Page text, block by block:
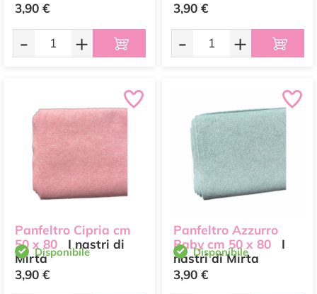
3,90 €
- +
3,90 €
- +
Panfeltro Cipria cm
50 x 80
I nastri di
MirtaDisponibile
3,90 €
Panfeltro Azzurro
Baby cm 50 x 80
I
nastri di Mirta
Disponibile
3,90 €